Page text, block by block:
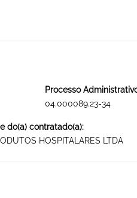
Processo
04.000089.23-34
do(a) contratado(a):
HOSPITALARES LTDA